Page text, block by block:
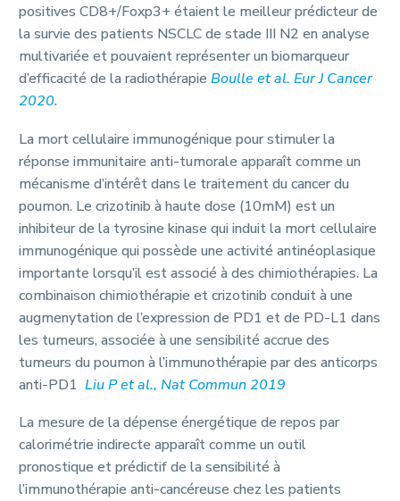
positives CD8+/Foxp3+ étaient le meilleur prédicteur de
la survie des patients NSCLC de stade III N2 en analyse
multivariée et pouvaient représenter un biomarqueur
d’efficacité de la radiothérapie Boulle et al. Eur J Cancer
2020.
La mort cellulaire immunogénique pour stimuler la
réponse immunitaire anti-tumorale apparaît comme un
mécanisme d’intérêt dans le traitement du cancer du
poumon. Le crizotinib à haute dose (10mM) est un
inhibiteur de la tyrosine kinase qui induit la mort cellulaire
immunogénique qui possède une activité antinéoplasique
importante lorsqu’il est associé à des chimiothérapies. La
combinaison chimiothérapie et crizotinib conduit à une
augmenytation de l’expression de PD1 et de PD-L1 dans
les tumeurs, associée à une sensibilité accrue des
tumeurs du poumon à l’immunothérapie par des anticorps
anti-PD1 Liu P et al., Nat Commun 2019
La mesure de la dépense énergétique de repos par
calorimétrie indirecte apparaît comme un outil
pronostique et prédictif de la sensibilité à
l’immunothérapie anti-cancéreuse chez les patients